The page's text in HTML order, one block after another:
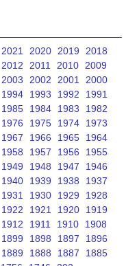
2021 2020 2019
2018
2012 2011 2010 2009
2003 2002 2001
2000
1994 1993 1992
1991
1985 1984 1983
1982
1976 1975 1974
1973
1967 1966 1965
1964
1958 1957 1956
1955
1949 1948 1947
1946
1940 1939 1938
1937
1931 1930 1929
1928
1922 1921 1920
1919
1912 1911 1910
1908
1899 1898 1897
1896
1889 1888 1887
1885